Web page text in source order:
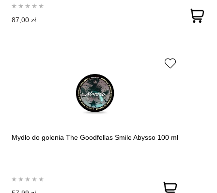
87,00 zł
Mydło do golenia The Goodfellas Smile Abysso 100 ml